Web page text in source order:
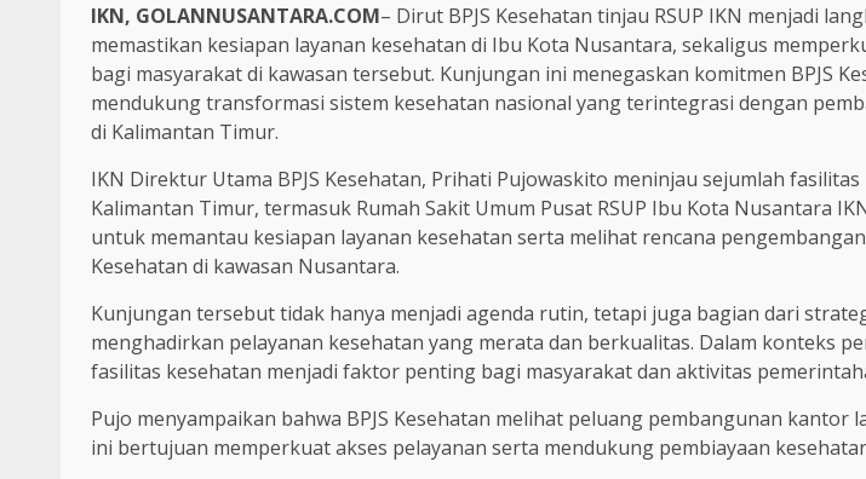
IKN, GOLANNUSANTARA.COM– Dirut BPJS Kesehatan tinjau RSUP IKN menjadi
memastikan kesiapan layanan kesehatan di Ibu Kota Nusantara, sekaligus
bagi masyarakat di kawasan tersebut. Kunjungan ini menegaskan komitmen BPJS
mendukung transformasi sistem kesehatan nasional yang terintegrasi dengan
di Kalimantan Timur.
IKN Direktur Utama BPJS Kesehatan, Prihati Pujowaskito meninjau sejumlah
Kalimantan Timur, termasuk Rumah Sakit Umum Pusat RSUP Ibu Kota Nusantara
untuk memantau kesiapan layanan kesehatan serta melihat rencana pengembangan
Kesehatan di kawasan Nusantara.
Kunjungan tersebut tidak hanya menjadi agenda rutin, tetapi juga bagian dari
menghadirkan pelayanan kesehatan yang merata dan berkualitas. Dalam konteks
fasilitas kesehatan menjadi faktor penting bagi masyarakat dan aktivitas
Pujo menyampaikan bahwa BPJS Kesehatan melihat peluang pembangunan kantor
ini bertujuan memperkuat akses pelayanan serta mendukung pembiayaan